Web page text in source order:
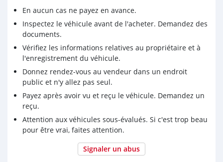
En aucun cas ne payez en avance.
Inspectez le véhicule avant de l'acheter. Demandez des
documents.
Vérifiez les informations relatives au propriétaire et à
l'enregistrement du véhicule.
Donnez rendez-vous au vendeur dans un endroit
public et n'y allez pas seul.
Payez après avoir vu et reçu le véhicule. Demandez un
reçu.
Attention aux véhicules sous-évalués. Si c'est trop beau
pour être vrai, faites attention.
Signaler un abus